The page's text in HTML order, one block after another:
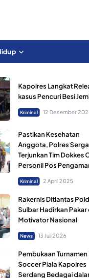
Kapolres Langkat
kasus Pencuri Besi
Kriminal 12 Desember
Pastikan Kesehatan
Anggota, Polres
Terjunkan Tim Dokkes
Personil Pos
Kriminal 2 April 2025
Rakernis Ditlantas
Sulbar Hadirkan Pakar
Motivator Nasional
News 13 Juli 2026
Pembukaan Turnamen
Soccer Piala Kapolres
Serdang Bedagai